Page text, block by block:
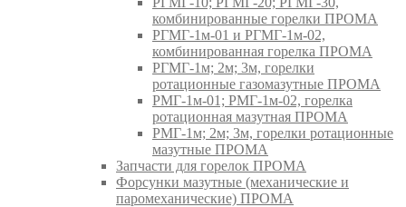
комбинированные горелки ПРОМА
РГМГ-1м-01 и РГМГ-1м-02,
комбинированная горелка ПРОМА
РГМГ-1м; 2м; 3м, горелки
ротационные газомазутные ПРОМА
РМГ-1м-01; РМГ-1м-02, горелка
ротационная мазутная ПРОМА
РМГ-1м; 2м; 3м, горелки ротационные
мазутные ПРОМА
Запчасти для горелок ПРОМА
Форсунки мазутные (механические и
паромеханические) ПРОМА